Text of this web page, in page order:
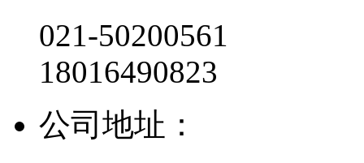
021-50200561
18016490823
公司地址：